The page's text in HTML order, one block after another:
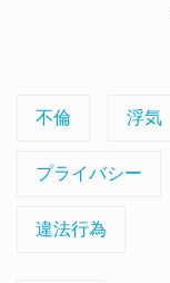
不倫 浮気
プライバシー
違法行為